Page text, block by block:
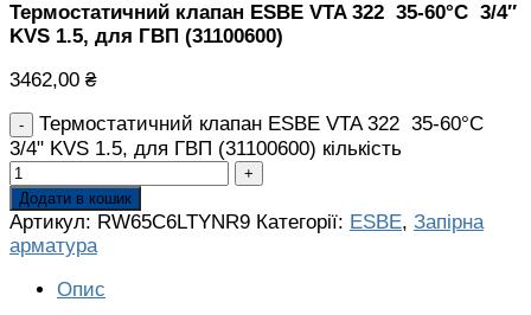
Термостатичний клапан ESBE VTA 322 35-60°С 3/4″
KVS 1.5, для ГВП (31100600)
3462,00 ₴
Термостатичний клапан ESBE VTA 322 35-60°С
3/4" KVS 1.5, для ГВП (31100600) кількість
Додати в кошик
Артикул: RW65C6LTYNR9 Категорії: ESBE, Запірна
арматура
Опис